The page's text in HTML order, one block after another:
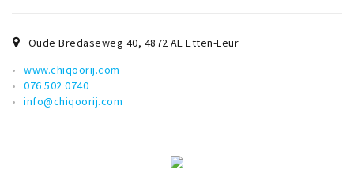
Oude Bredaseweg 40, 4872 AE Etten-Leur
www.chiqoorij.com
076 502 0740
info@chiqoorij.com